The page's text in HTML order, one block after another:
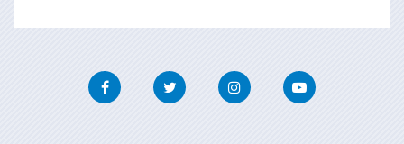
FacebookTwitter InstagramYoutube